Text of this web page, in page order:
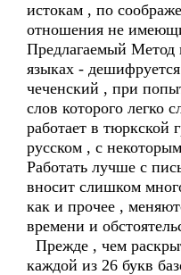
истокам , по
отношения не
Предлагаемый Метод
языках -
чеченский , при
слов которого легко
работает в тюркской
русском , с
Работать лучше с
вносит слишком
как и прочее ,
времени и
Прежде , чем
каждой из 26 букв